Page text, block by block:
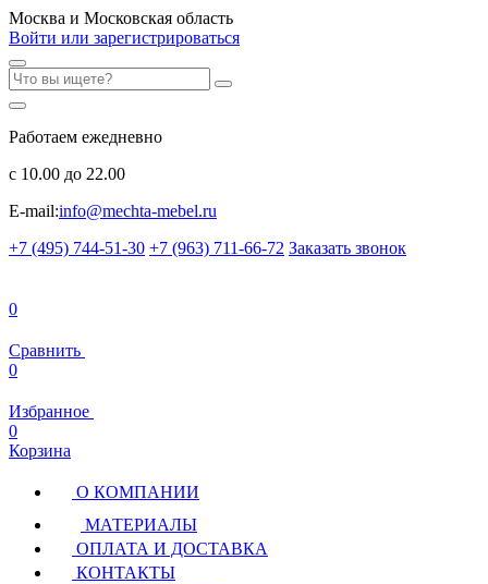
Москва и Московская область
Войти или зарегистрироваться
Работаем ежедневно
с 10.00 до 22.00
E-mail:info@mechta-mebel.ru
+7 (495) 744-51-30 +7 (963) 711-66-72 Заказать звонок
0
Сравнить
0
Избранное
0
Корзина
О КОМПАНИИ
МАТЕРИАЛЫ
ОПЛАТА И ДОСТАВКА
КОНТАКТЫ